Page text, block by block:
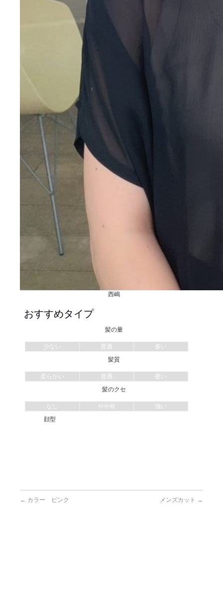
西嶋
おすすめタイプ
髪の量
少ない 普通
多い
髪質
柔らかい 普通
硬い
髪のクセ
なし やや有
強い
顔型
← カラー ピンク メンズカット →